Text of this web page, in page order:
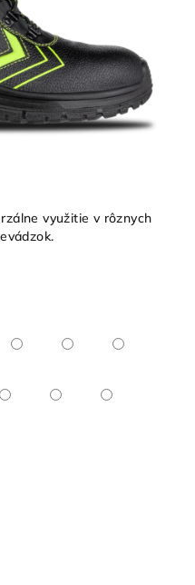
využitie v rôznych